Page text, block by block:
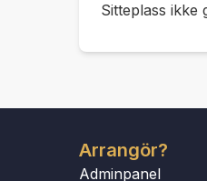
Sitteplass ikke
Arrangör?
Adminpanel